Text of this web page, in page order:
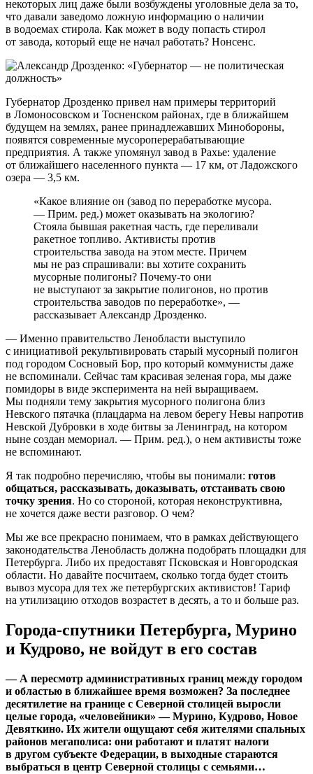
некоторых лиц даже были возбуждены уголовные дела за то,
что давали заведомо ложную информацию о наличии
в водоемах стирола. Как может в воду попасть стирол
от завода, который еще не начал работать? Нонсенс.
Губернатор Дрозденко привел нам примеры территорий
в Ломоносовском и Тосненском районах, где в ближайшем
будущем на землях, ранее принадлежавших Минобороны,
появятся современные мусороперерабатывающие
предприятия. А также упомянул завод в Рахье: удаление
от ближайшего населенного пункта — 17 км, от Ладожского
озера — 3,5 км.
«Какое влияние он (завод по переработке мусора.
— Прим. ред.) может оказывать на экологию?
Стояла бывшая ракетная часть, где переливали
ракетное топливо. Активисты против
строительства завода на этом месте. Причем
мы не раз спрашивали: вы хотите сохранить
мусорные полигоны? Почему-то они
не выступают за закрытие полигонов, но против
строительства заводов по переработке», —
рассказывает Александр Дрозденко.
— Именно правительство Ленобласти выступило
с инициативой рекультивировать старый мусорный полигон
под городом Сосновый Бор, про который коммунисты даже
не вспоминали. Сейчас там красивая зеленая гора, мы даже
помидоры в виде эксперимента на ней выращиваем.
Мы подняли тему закрытия мусорного полигона близ
Невского пятачка (плацдарма на левом берегу Невы напротив
Невской Дубровки в ходе битвы за Ленинград, на котором
ныне создан мемориал. — Прим. ред.), о нем активисты тоже
не вспоминают.
Я так подробно перечисляю, чтобы вы понимали: готов
общаться, рассказывать, доказывать, отстаивать свою
точку зрения. Но со стороной, которая неконструктивна,
не хочется даже вести разговор. О чем?
Мы же все прекрасно понимаем, что в рамках действующего
законодательства Ленобласть должна подобрать площадки для
Петербурга. Либо их предоставят Псковская и Новгородская
области. Но давайте посчитаем, сколько тогда будет стоить
вывоз мусора для тех же петербургских активистов! Тариф
на утилизацию отходов возрастет в десять, а то и больше раз.
Города-спутники Петербурга, Мурино
и Кудрово, не войдут в его состав
— А пересмотр административных границ между городом
и областью в ближайшее время возможен? За последнее
десятилетие на границе с Северной столицей выросли
целые города, «человейники» — Мурино, Кудрово, Новое
Девяткино. Их жители ощущают себя жителями спальных
районов мегаполиса: они работают и платят налоги
в другом субъекте Федерации, в выходные стараются
выбраться в центр Северной столицы с семьями…